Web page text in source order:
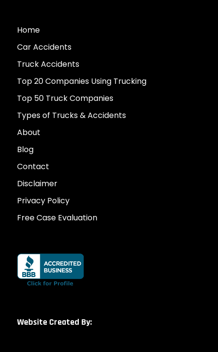
Home
Car Accidents
Truck Accidents
Top 20 Companies Using Trucking
Top 50 Truck Companies
Types of Trucks & Accidents
About
Blog
Contact
Disclaimer
Privacy Policy
Free Case Evaluation
Website Created By: